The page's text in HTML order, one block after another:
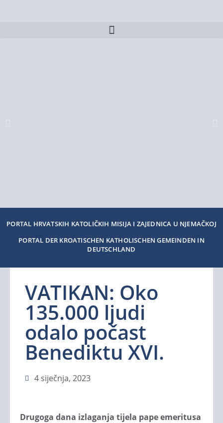
PORTAL HRVATSKIH KATOLIČKIH MISIJA I ZAJEDNICA U NJEMAČKOJ
PORTAL DER KROATISCHEN KATHOLISCHEN GEMEINDEN IN
DEUTSCHLAND
VATIKAN: Oko
135.000 ljudi
odalo počast
Benediktu XVI.
4 siječnja, 2023
Drugoga dana izlaganja tijela pape emeritusa